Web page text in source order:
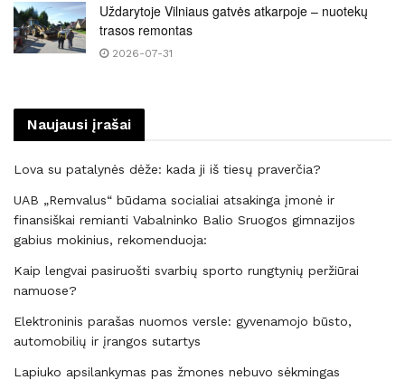
Uždarytoje Vilniaus gatvės atkarpoje – nuotekų
trasos remontas
2026-07-31
Naujausi įrašai
Lova su patalynės dėže: kada ji iš tiesų praverčia?
UAB „Remvalus“ būdama socialiai atsakinga įmonė ir
finansiškai remianti Vabalninko Balio Sruogos gimnazijos
gabius mokinius, rekomenduoja:
Kaip lengvai pasiruošti svarbių sporto rungtynių peržiūrai
namuose?
Elektroninis parašas nuomos versle: gyvenamojo būsto,
automobilių ir įrangos sutartys
Lapiuko apsilankymas pas žmones nebuvo sėkmingas